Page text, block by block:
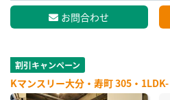
お問合わせ
割引キャンペーン
Kマンスリー大分・寿町 305・